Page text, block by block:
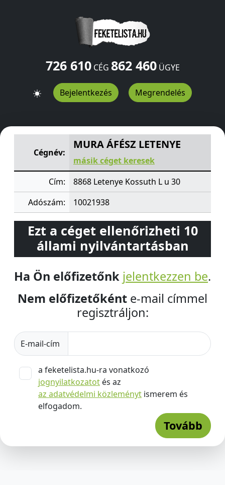
726 610CÉG 862 460ÜGYE
Bejelentkezés Megrendelés
MURA ÁFÉSZ LETENYEKossuth L u 30 Letenye
Cégnév:
MURA ÁFÉSZ LETENYE
másik céget keresek
Cím:
8868 Letenye Kossuth L u 30
Adószám:
10021938
Ezt a céget ellenőrizheti 10
állami nyilvántartásban
Ha Ön előfizetőnk jelentkezzen be.
Nem előfizetőként e-mail címmel
regisztráljon:
E-mail-cím
a feketelista.hu-ra vonatkozó
jognyilatkozatot és az
az adatvédelmi közleményt ismerem és
elfogadom.
Tovább